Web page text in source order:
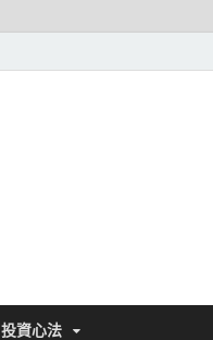
投資心法